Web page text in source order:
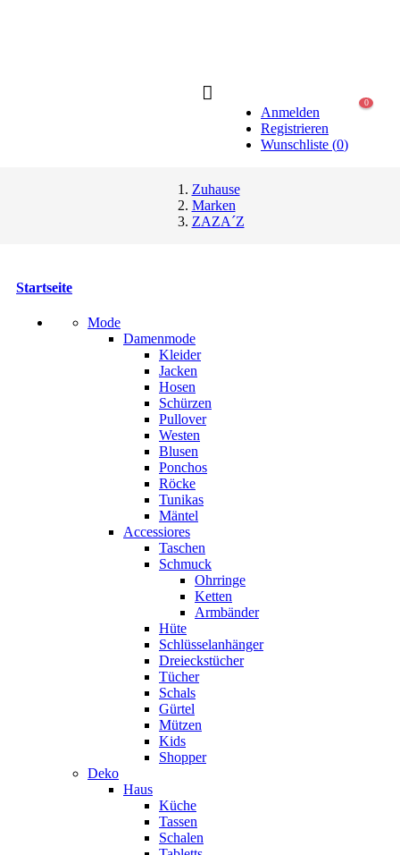
Anmelden
Registrieren
Wunschliste (0)
0
Zuhause
Marken
ZAZA´Z
Startseite
Mode
Damenmode
Kleider
Jacken
Hosen
Schürzen
Pullover
Westen
Blusen
Ponchos
Röcke
Tunikas
Mäntel
Accessiores
Taschen
Schmuck
Ohrringe
Ketten
Armbänder
Hüte
Schlüsselanhänger
Dreieckstücher
Tücher
Schals
Gürtel
Mützen
Kids
Shopper
Deko
Haus
Küche
Tassen
Schalen